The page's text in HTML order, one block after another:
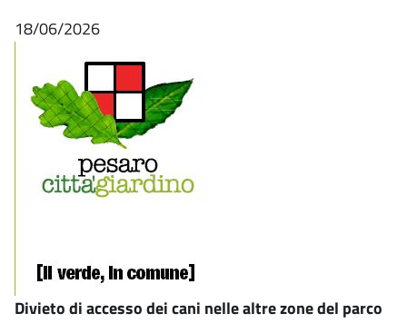
18/06/2026
Divieto di accesso dei cani nelle altre zone del parco